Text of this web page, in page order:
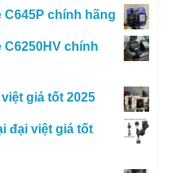
chính hãng
chính
giá tốt 2025
đại việt giá tốt